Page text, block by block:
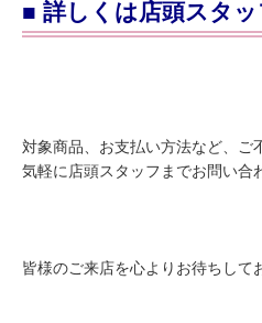
■ 詳しくは店頭スタ
対象商品、お支払い方法など、ご
気軽に店頭スタッフまでお問い合
皆様のご来店を心よりお待ちして